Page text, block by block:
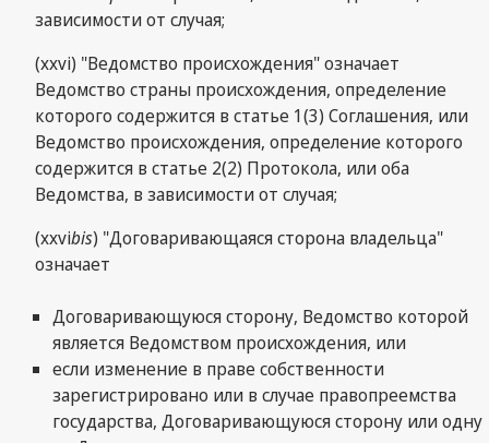
зависимости от случая;
(ххvi) "Ведомство происхождения" означает
Ведомство страны происхождения, определение
которого содержится в статье 1(3) Соглашения, или
Ведомство происхождения, определение которого
содержится в статье 2(2) Протокола, или оба
Ведомства, в зависимости от случая;
(xxvibis) "Договаривающаяся сторона владельца"
означает
Договаривающуюся сторону, Ведомство которой
является Ведомством происхождения, или
если изменение в праве собственности
зарегистрировано или в случае правопреемства
государства, Договаривающуюся сторону или одну